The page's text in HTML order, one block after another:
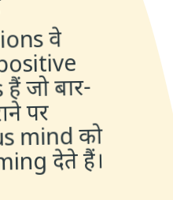
वे
जो बार-
पर
mind को
देते हैं।